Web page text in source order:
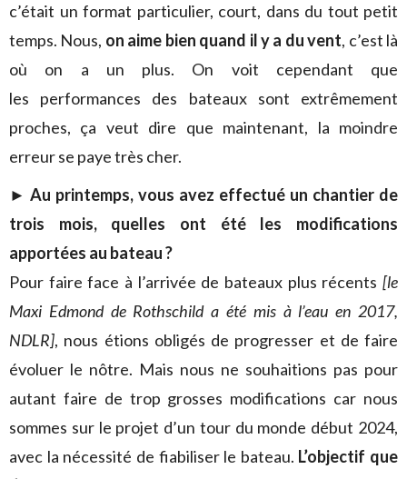
c’était un format particulier, court, dans du tout petit
temps. Nous, on aime bien quand il y a du vent, c’est là
où on a un plus. On voit cependant que
les performances des bateaux sont extrêmement
proches, ça veut dire que maintenant, la moindre
erreur se paye très cher.
► Au printemps, vous avez effectué un chantier de
trois mois, quelles ont été les modifications
apportées au bateau ?
Pour faire face à l’arrivée de bateaux plus récents [le
Maxi Edmond de Rothschild a été mis à l’eau en 2017,
NDLR], nous étions obligés de progresser et de faire
évoluer le nôtre. Mais nous ne souhaitions pas pour
autant faire de trop grosses modifications car nous
sommes sur le projet d’un tour du monde début 2024,
avec la nécessité de fiabiliser le bateau. L’objectif que